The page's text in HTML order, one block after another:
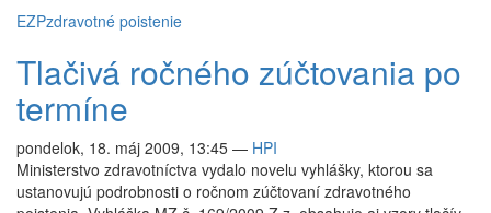
EZPzdravotné poistenie
Tlačivá ročného zúčtovania po
termíne
pondelok, 18. máj 2009, 13:45 — HPI
Ministerstvo zdravotníctva vydalo novelu vyhlášky, ktorou sa
ustanovujú podrobnosti o ročnom zúčtovaní zdravotného